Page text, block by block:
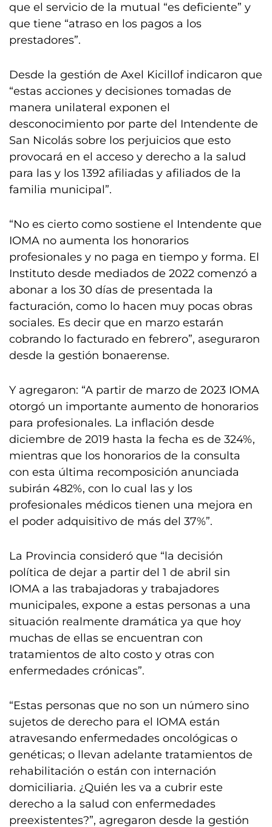
que el servicio de la mutual “es deficiente” y
que tiene “atraso en los pagos a los
prestadores”.
Desde la gestión de Axel Kicillof indicaron que
“estas acciones y decisiones tomadas de
manera unilateral exponen el
desconocimiento por parte del Intendente de
San Nicolás sobre los perjuicios que esto
provocará en el acceso y derecho a la salud
para las y los 1392 afiliadas y afiliados de la
familia municipal”.
“No es cierto como sostiene el Intendente que
IOMA no aumenta los honorarios
profesionales y no paga en tiempo y forma. El
Instituto desde mediados de 2022 comenzó a
abonar a los 30 días de presentada la
facturación, como lo hacen muy pocas obras
sociales. Es decir que en marzo estarán
cobrando lo facturado en febrero”, aseguraron
desde la gestión bonaerense.
Y agregaron: “A partir de marzo de 2023 IOMA
otorgó un importante aumento de honorarios
para profesionales. La inflación desde
diciembre de 2019 hasta la fecha es de 324%,
mientras que los honorarios de la consulta
con esta última recomposición anunciada
subirán 482%, con lo cual las y los
profesionales médicos tienen una mejora en
el poder adquisitivo de más del 37%”.
La Provincia consideró que “la decisión
política de dejar a partir del 1 de abril sin
IOMA a las trabajadoras y trabajadores
municipales, expone a estas personas a una
situación realmente dramática ya que hoy
muchas de ellas se encuentran con
tratamientos de alto costo y otras con
enfermedades crónicas”.
“Estas personas que no son un número sino
sujetos de derecho para el IOMA están
atravesando enfermedades oncológicas o
genéticas; o llevan adelante tratamientos de
rehabilitación o están con internación
domiciliaria. ¿Quién les va a cubrir este
derecho a la salud con enfermedades
preexistentes?”, agregaron desde la gestión